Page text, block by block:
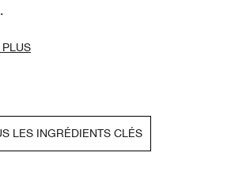
PLUS
LES INGRÉDIENTS CLÉS